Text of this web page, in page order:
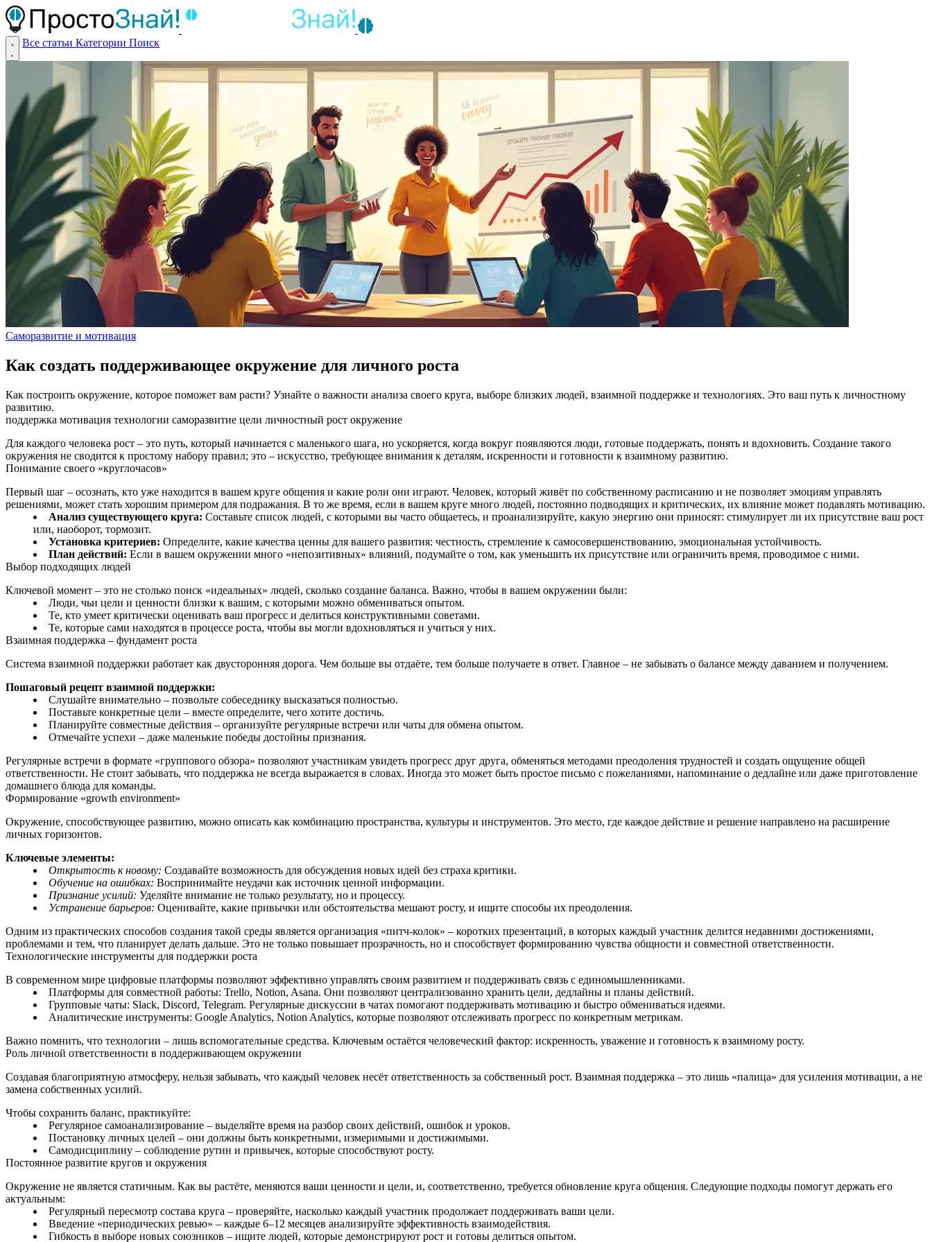
Все статьи Категории Поиск
Саморазвитие и мотивация
Как создать поддерживающее окружение для личного роста
Как построить окружение, которое поможет вам расти? Узнайте о важности анализа своего круга, выборе близких людей, взаимной поддержке и технологиях. Это ваш путь к личностному
развитию.
поддержка мотивация технологии саморазвитие цели личностный рост окружение
Для каждого человека рост – это путь, который начинается с маленького шага, но ускоряется, когда вокруг появляются люди, готовые поддержать, понять и вдохновить. Создание такого
окружения не сводится к простому набору правил; это – искусство, требующее внимания к деталям, искренности и готовности к взаимному развитию.
Понимание своего «круглочасов»
Первый шаг – осознать, кто уже находится в вашем круге общения и какие роли они играют. Человек, который живёт по собственному расписанию и не позволяет эмоциям управлять
решениями, может стать хорошим примером для подражания. В то же время, если в вашем круге много людей, постоянно подводящих и критических, их влияние может подавлять мотивацию.
Анализ существующего круга: Составьте список людей, с которыми вы часто общаетесь, и проанализируйте, какую энергию они приносят: стимулирует ли их присутствие ваш рост
или, наоборот, тормозит.
Установка критериев: Определите, какие качества ценны для вашего развития: честность, стремление к самосовершенствованию, эмоциональная устойчивость.
План действий: Если в вашем окружении много «непозитивных» влияний, подумайте о том, как уменьшить их присутствие или ограничить время, проводимое с ними.
Выбор подходящих людей
Ключевой момент – это не столько поиск «идеальных» людей, сколько создание баланса. Важно, чтобы в вашем окружении были:
Люди, чьи цели и ценности близки к вашим, с которыми можно обмениваться опытом.
Те, кто умеет критически оценивать ваш прогресс и делиться конструктивными советами.
Те, которые сами находятся в процессе роста, чтобы вы могли вдохновляться и учиться у них.
Взаимная поддержка – фундамент роста
Система взаимной поддержки работает как двусторонняя дорога. Чем больше вы отдаёте, тем больше получаете в ответ. Главное – не забывать о балансе между даванием и получением.
Пошаговый рецепт взаимной поддержки:
Слушайте внимательно – позвольте собеседнику высказаться полностью.
Поставьте конкретные цели – вместе определите, чего хотите достичь.
Планируйте совместные действия – организуйте регулярные встречи или чаты для обмена опытом.
Отмечайте успехи – даже маленькие победы достойны признания.
Регулярные встречи в формате «группового обзора» позволяют участникам увидеть прогресс друг друга, обменяться методами преодоления трудностей и создать ощущение общей
ответственности. Не стоит забывать, что поддержка не всегда выражается в словах. Иногда это может быть простое письмо с пожеланиями, напоминание о дедлайне или даже приготовление
домашнего блюда для команды.
Формирование «growth environment»
Окружение, способствующее развитию, можно описать как комбинацию пространства, культуры и инструментов. Это место, где каждое действие и решение направлено на расширение
личных горизонтов.
Ключевые элементы:
Открытость к новому: Создавайте возможность для обсуждения новых идей без страха критики.
Обучение на ошибках: Воспринимайте неудачи как источник ценной информации.
Признание усилий: Уделяйте внимание не только результату, но и процессу.
Устранение барьеров: Оценивайте, какие привычки или обстоятельства мешают росту, и ищите способы их преодоления.
Одним из практических способов создания такой среды является организация «питч-колок» – коротких презентаций, в которых каждый участник делится недавними достижениями,
проблемами и тем, что планирует делать дальше. Это не только повышает прозрачность, но и способствует формированию чувства общности и совместной ответственности.
Технологические инструменты для поддержки роста
В современном мире цифровые платформы позволяют эффективно управлять своим развитием и поддерживать связь с единомышленниками.
Платформы для совместной работы: Trello, Notion, Asana. Они позволяют централизованно хранить цели, дедлайны и планы действий.
Групповые чаты: Slack, Discord, Telegram. Регулярные дискуссии в чатах помогают поддерживать мотивацию и быстро обмениваться идеями.
Аналитические инструменты: Google Analytics, Notion Analytics, которые позволяют отслеживать прогресс по конкретным метрикам.
Важно помнить, что технологии – лишь вспомогательные средства. Ключевым остаётся человеческий фактор: искренность, уважение и готовность к взаимному росту.
Роль личной ответственности в поддерживающем окружении
Создавая благоприятную атмосферу, нельзя забывать, что каждый человек несёт ответственность за собственный рост. Взаимная поддержка – это лишь «палица» для усиления мотивации, а не
замена собственных усилий.
Чтобы сохранить баланс, практикуйте:
Регулярное самоанализирование – выделяйте время на разбор своих действий, ошибок и уроков.
Постановку личных целей – они должны быть конкретными, измеримыми и достижимыми.
Самодисциплину – соблюдение рутин и привычек, которые способствуют росту.
Постоянное развитие кругов и окружения
Окружение не является статичным. Как вы растёте, меняются ваши ценности и цели, и, соответственно, требуется обновление круга общения. Следующие подходы помогут держать его
актуальным:
Регулярный пересмотр состава круга – проверяйте, насколько каждый участник продолжает поддерживать ваши цели.
Введение «периодических ревью» – каждые 6–12 месяцев анализируйте эффективность взаимодействия.
Гибкость в выборе новых союзников – ищите людей, которые демонстрируют рост и готовы делиться опытом.